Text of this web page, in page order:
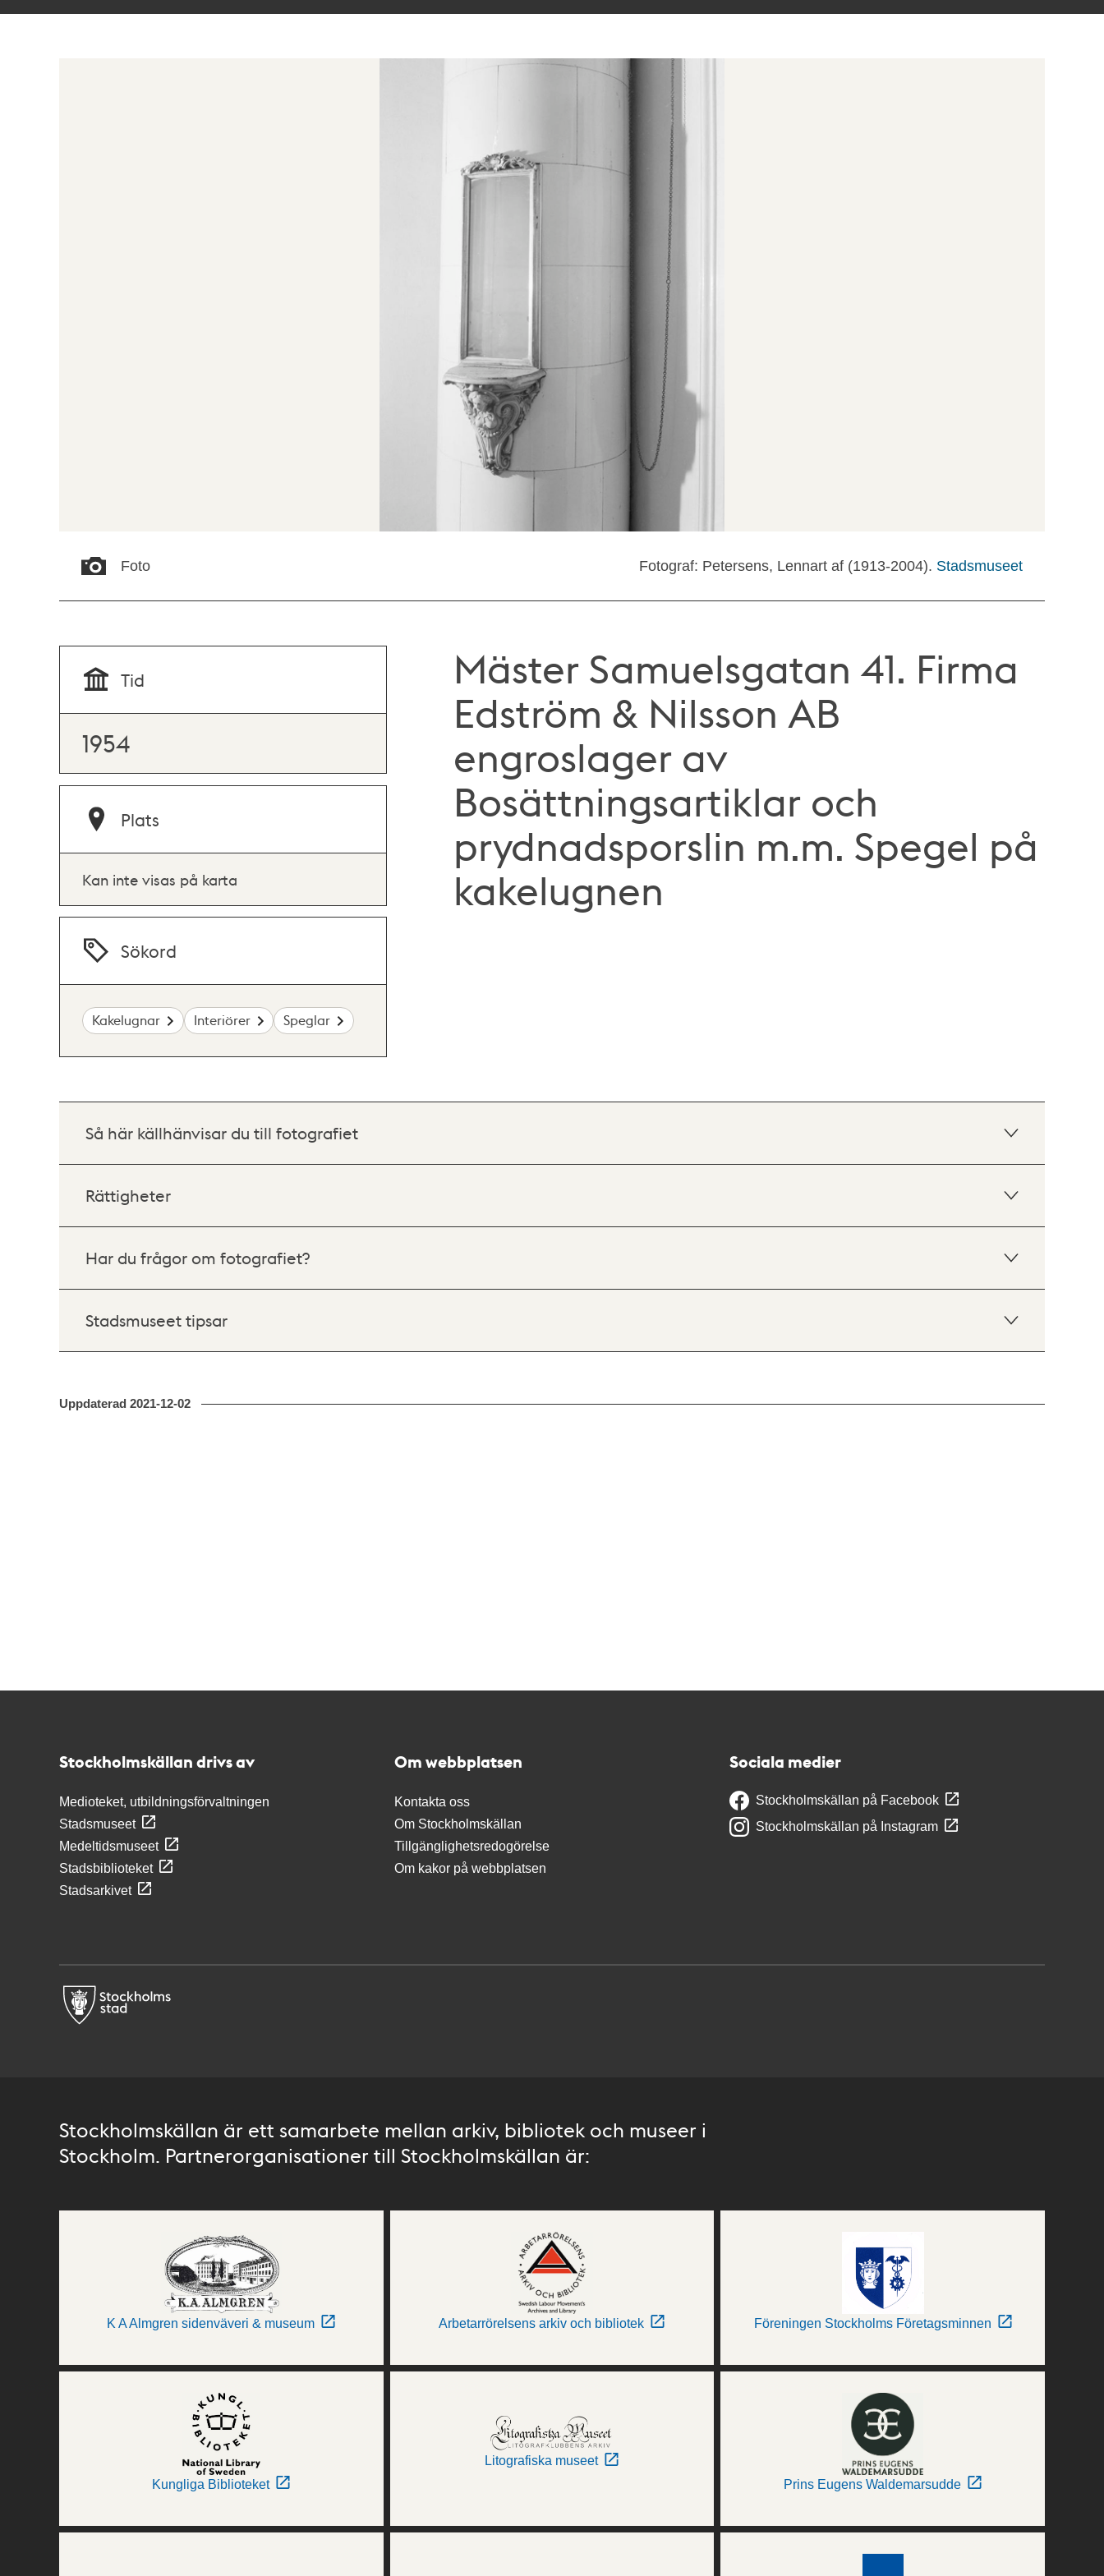
Foto Fotograf: Petersens, Lennart af (1913-2004). Stadsmuseet
Mäster Samuelsgatan 41. Firma
Edström & Nilsson AB
engroslager av
Bosättningsartiklar och
prydnadsporslin m.m. Spegel på
kakelugnen
Tid
1954
Plats
Kan inte visas på karta
Sökord
Kakelugnar Interiörer Speglar
Så här källhänvisar du till fotografiet
Rättigheter
Har du frågor om fotografiet?
Stadsmuseet tipsar
Uppdaterad 2021-12-02
Stockholmskällan drivs av
Medioteket, utbildningsförvaltningen
Stadsmuseet
Medeltidsmuseet
Stadsbiblioteket
Stadsarkivet
Om webbplatsen
Kontakta oss
Om Stockholmskällan
Tillgänglighetsredogörelse
Om kakor på webbplatsen
Sociala medier
Stockholmskällan på Facebook
Stockholmskällan på Instagram
Stockholmskällan är ett samarbete mellan arkiv, bibliotek och museer i
Stockholm. Partnerorganisationer till Stockholmskällan är:
K A Almgren sidenväveri & museum Arbetarrörelsens arkiv och bibliotek Föreningen Stockholms Företagsminnen
Kungliga Biblioteket
Litografiska museet
Prins Eugens Waldemarsudde